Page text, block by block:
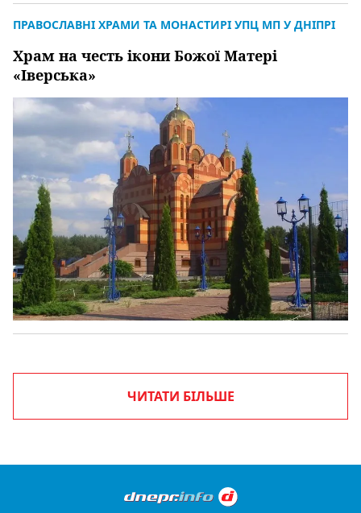
Храм на честь ікони Божої Матері
«Іверська»
ПРАВОСЛАВНІ ХРАМИ ТА МОНАСТИРІ УПЦ МП У ДНІПРІ
ЧИТАТИ БІЛЬШЕ